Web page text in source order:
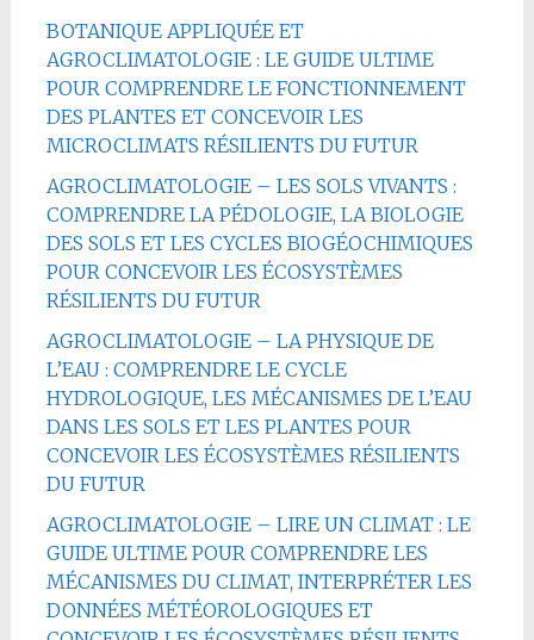
BOTANIQUE APPLIQUÉE ET
AGROCLIMATOLOGIE : LE GUIDE ULTIME
POUR COMPRENDRE LE FONCTIONNEMENT
DES PLANTES ET CONCEVOIR LES
MICROCLIMATS RÉSILIENTS DU FUTUR
AGROCLIMATOLOGIE – LES SOLS VIVANTS :
COMPRENDRE LA PÉDOLOGIE, LA BIOLOGIE
DES SOLS ET LES CYCLES BIOGÉOCHIMIQUES
POUR CONCEVOIR LES ÉCOSYSTÈMES
RÉSILIENTS DU FUTUR
AGROCLIMATOLOGIE – LA PHYSIQUE DE
L’EAU : COMPRENDRE LE CYCLE
HYDROLOGIQUE, LES MÉCANISMES DE L’EAU
DANS LES SOLS ET LES PLANTES POUR
CONCEVOIR LES ÉCOSYSTÈMES RÉSILIENTS
DU FUTUR
AGROCLIMATOLOGIE – LIRE UN CLIMAT : LE
GUIDE ULTIME POUR COMPRENDRE LES
MÉCANISMES DU CLIMAT, INTERPRÉTER LES
DONNÉES MÉTÉOROLOGIQUES ET